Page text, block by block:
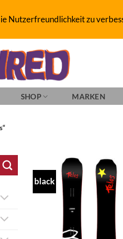
SHOP MARKEN
black
Nutzerfreundlichkeit zu